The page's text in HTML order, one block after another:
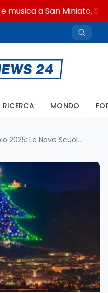
musica a San Miniato,
RICERCA MONDO
Gubbio 2025: La Nave Scuola Amerigo Vespucci Testimonial dell’Accensione dell’Albero di Natale più Grande del Mondo